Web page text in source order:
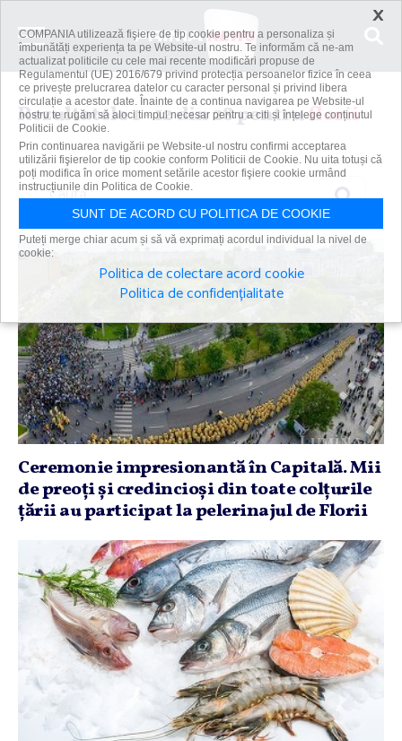
Rezultatele 1 - 12 din 28 pentruflorii
Caută
Ceremonie impresionantă în Capitală. Mii
de preoţi şi credincioşi din toate colţurile
ţării au participat la pelerinajul de Florii
×
COMPANIA utilizează fişiere de tip cookie pentru a personaliza și
îmbunătăți experiența ta pe Website-ul nostru. Te informăm că ne-am
actualizat politicile cu cele mai recente modificări propuse de
Regulamentul (UE) 2016/679 privind protecția persoanelor fizice în ceea
ce privește prelucrarea datelor cu caracter personal și privind libera
circulație a acestor date. Înainte de a continua navigarea pe Website-ul
nostru te rugăm să aloci timpul necesar pentru a citi și înțelege conținutul
Politicii de Cookie.
Prin continuarea navigării pe Website-ul nostru confirmi acceptarea
utilizării fişierelor de tip cookie conform Politicii de Cookie. Nu uita totuși că
poți modifica în orice moment setările acestor fişiere cookie urmând
instrucțiunile din Politica de Cookie.
SUNT DE ACORD CU POLITICA DE COOKIE
Puteți merge chiar acum și să vă exprimați acordul individual la nivel de
cookie:
Politica de colectare acord cookie
Politica de confidențialitate